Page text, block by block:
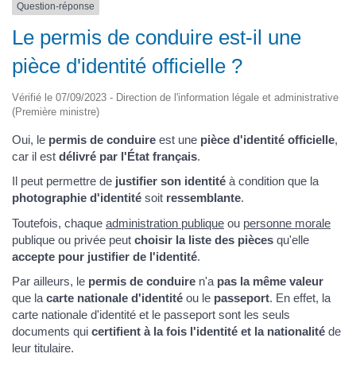
Question-réponse
Le permis de conduire est-il une
pièce d'identité officielle ?
Vérifié le 07/09/2023 - Direction de l'information légale et administrative
(Première ministre)
Oui, le permis de conduire est une pièce d'identité officielle,
car il est délivré par l'État français.
Il peut permettre de justifier son identité à condition que la
photographie d'identité soit ressemblante.
Toutefois, chaque administration publique ou personne morale
publique ou privée peut choisir la liste des pièces qu'elle
accepte pour justifier de l'identité.
Par ailleurs, le permis de conduire n'a pas la même valeur
que la carte nationale d'identité ou le passeport. En effet, la
carte nationale d'identité et le passeport sont les seuls
documents qui certifient à la fois l'identité et la nationalité de
leur titulaire.